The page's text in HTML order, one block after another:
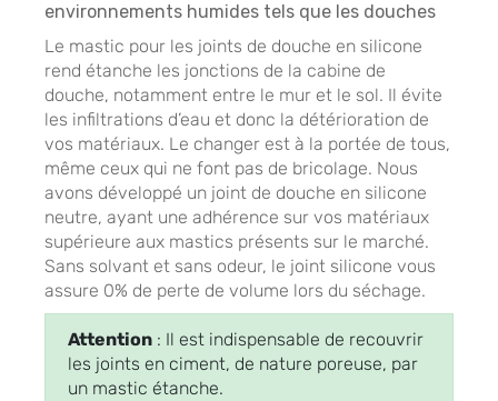
environnements humides tels que les douches
Le mastic pour les joints de douche en silicone
rend étanche les jonctions de la cabine de
douche, notamment entre le mur et le sol. Il évite
les infiltrations d’eau et donc la détérioration de
vos matériaux. Le changer est à la portée de tous,
même ceux qui ne font pas de bricolage. Nous
avons développé un joint de douche en silicone
neutre, ayant une adhérence sur vos matériaux
supérieure aux mastics présents sur le marché.
Sans solvant et sans odeur, le joint silicone vous
assure 0% de perte de volume lors du séchage.
Attention : Il est indispensable de recouvrir
les joints en ciment, de nature poreuse, par
un mastic étanche.